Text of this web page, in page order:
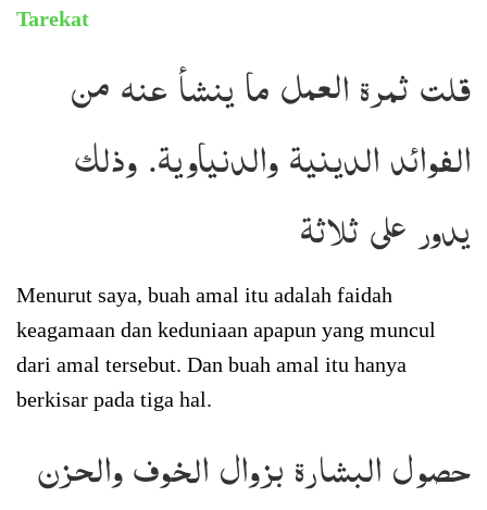
Tarekat
قلت ثمرة العمل ما ينشأ عنه من
الفوائد الدينية والدنياوية. وذلك
يدور على ثلاثة
Menurut saya, buah amal itu adalah faidah
keagamaan dan keduniaan apapun yang muncul
dari amal tersebut. Dan buah amal itu hanya
berkisar pada tiga hal.
حصول البشارة بزوال الخوف والحزن